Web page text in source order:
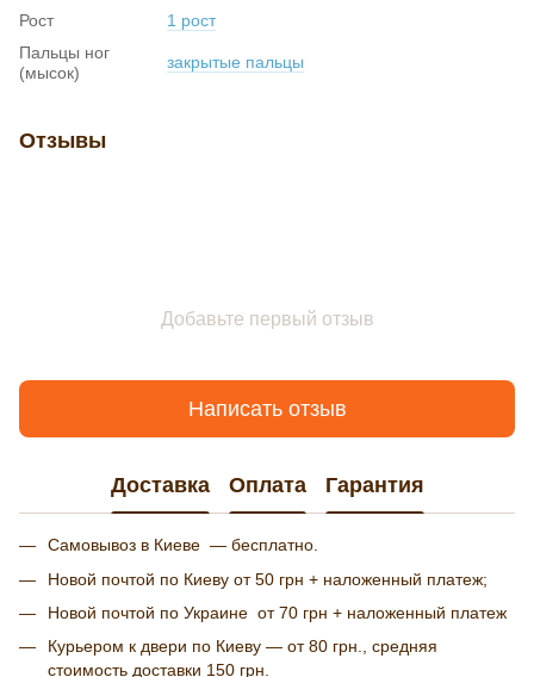
Рост
1 рост
Пальцы ног
(мысок)
закрытые пальцы
Отзывы
Добавьте первый отзыв
Написать отзыв
Доставка Оплата Гарантия
Самовывоз в Киеве — бесплатно.
Новой почтой по Киеву от 50 грн + наложенный платеж;
Новой почтой по Украине от 70 грн + наложенный платеж
Курьером к двери по Киеву — от 80 грн., средняя
стоимость доставки 150 грн.